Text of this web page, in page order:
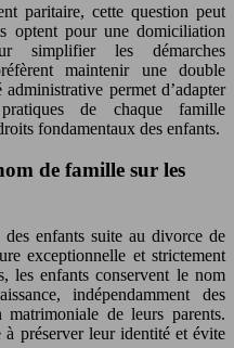
paritaire, cette question peut
optent pour une domiciliation
simplifier les démarches
maintenir une double
permet d’adapter
de chaque famille
fondamentaux des enfants.
de famille sur les
enfants suite au divorce de
exceptionnelle et strictement
les enfants conservent le nom
indépendamment des
de leurs parents.
préserver leur identité et évite